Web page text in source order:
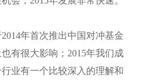
年首次推出中国对冲基金
有很大影响；2015年我们成
业有一个比较深入的理解和